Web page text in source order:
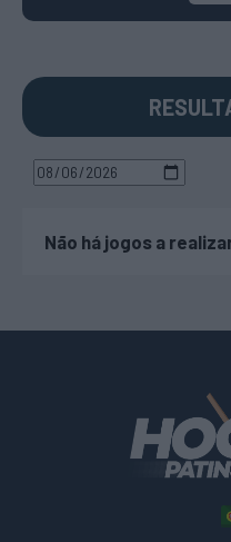
Não há jogos a